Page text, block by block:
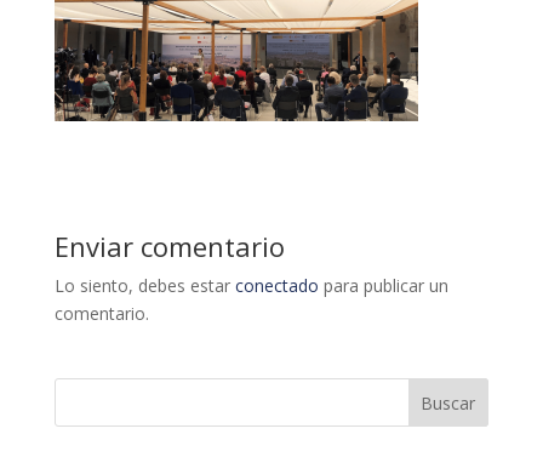
Enviar comentario
Lo siento, debes estar conectado para publicar un
comentario.